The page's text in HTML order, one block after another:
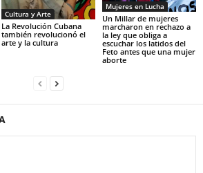
Cultura y Arte
La Revolución Cubana
también revolucionó el
arte y la cultura
Mujeres en Lucha
Un Millar de mujeres
marcharon en rechazo a
la ley que obliga a
escuchar los latidos del
Feto antes que una mujer
aborte